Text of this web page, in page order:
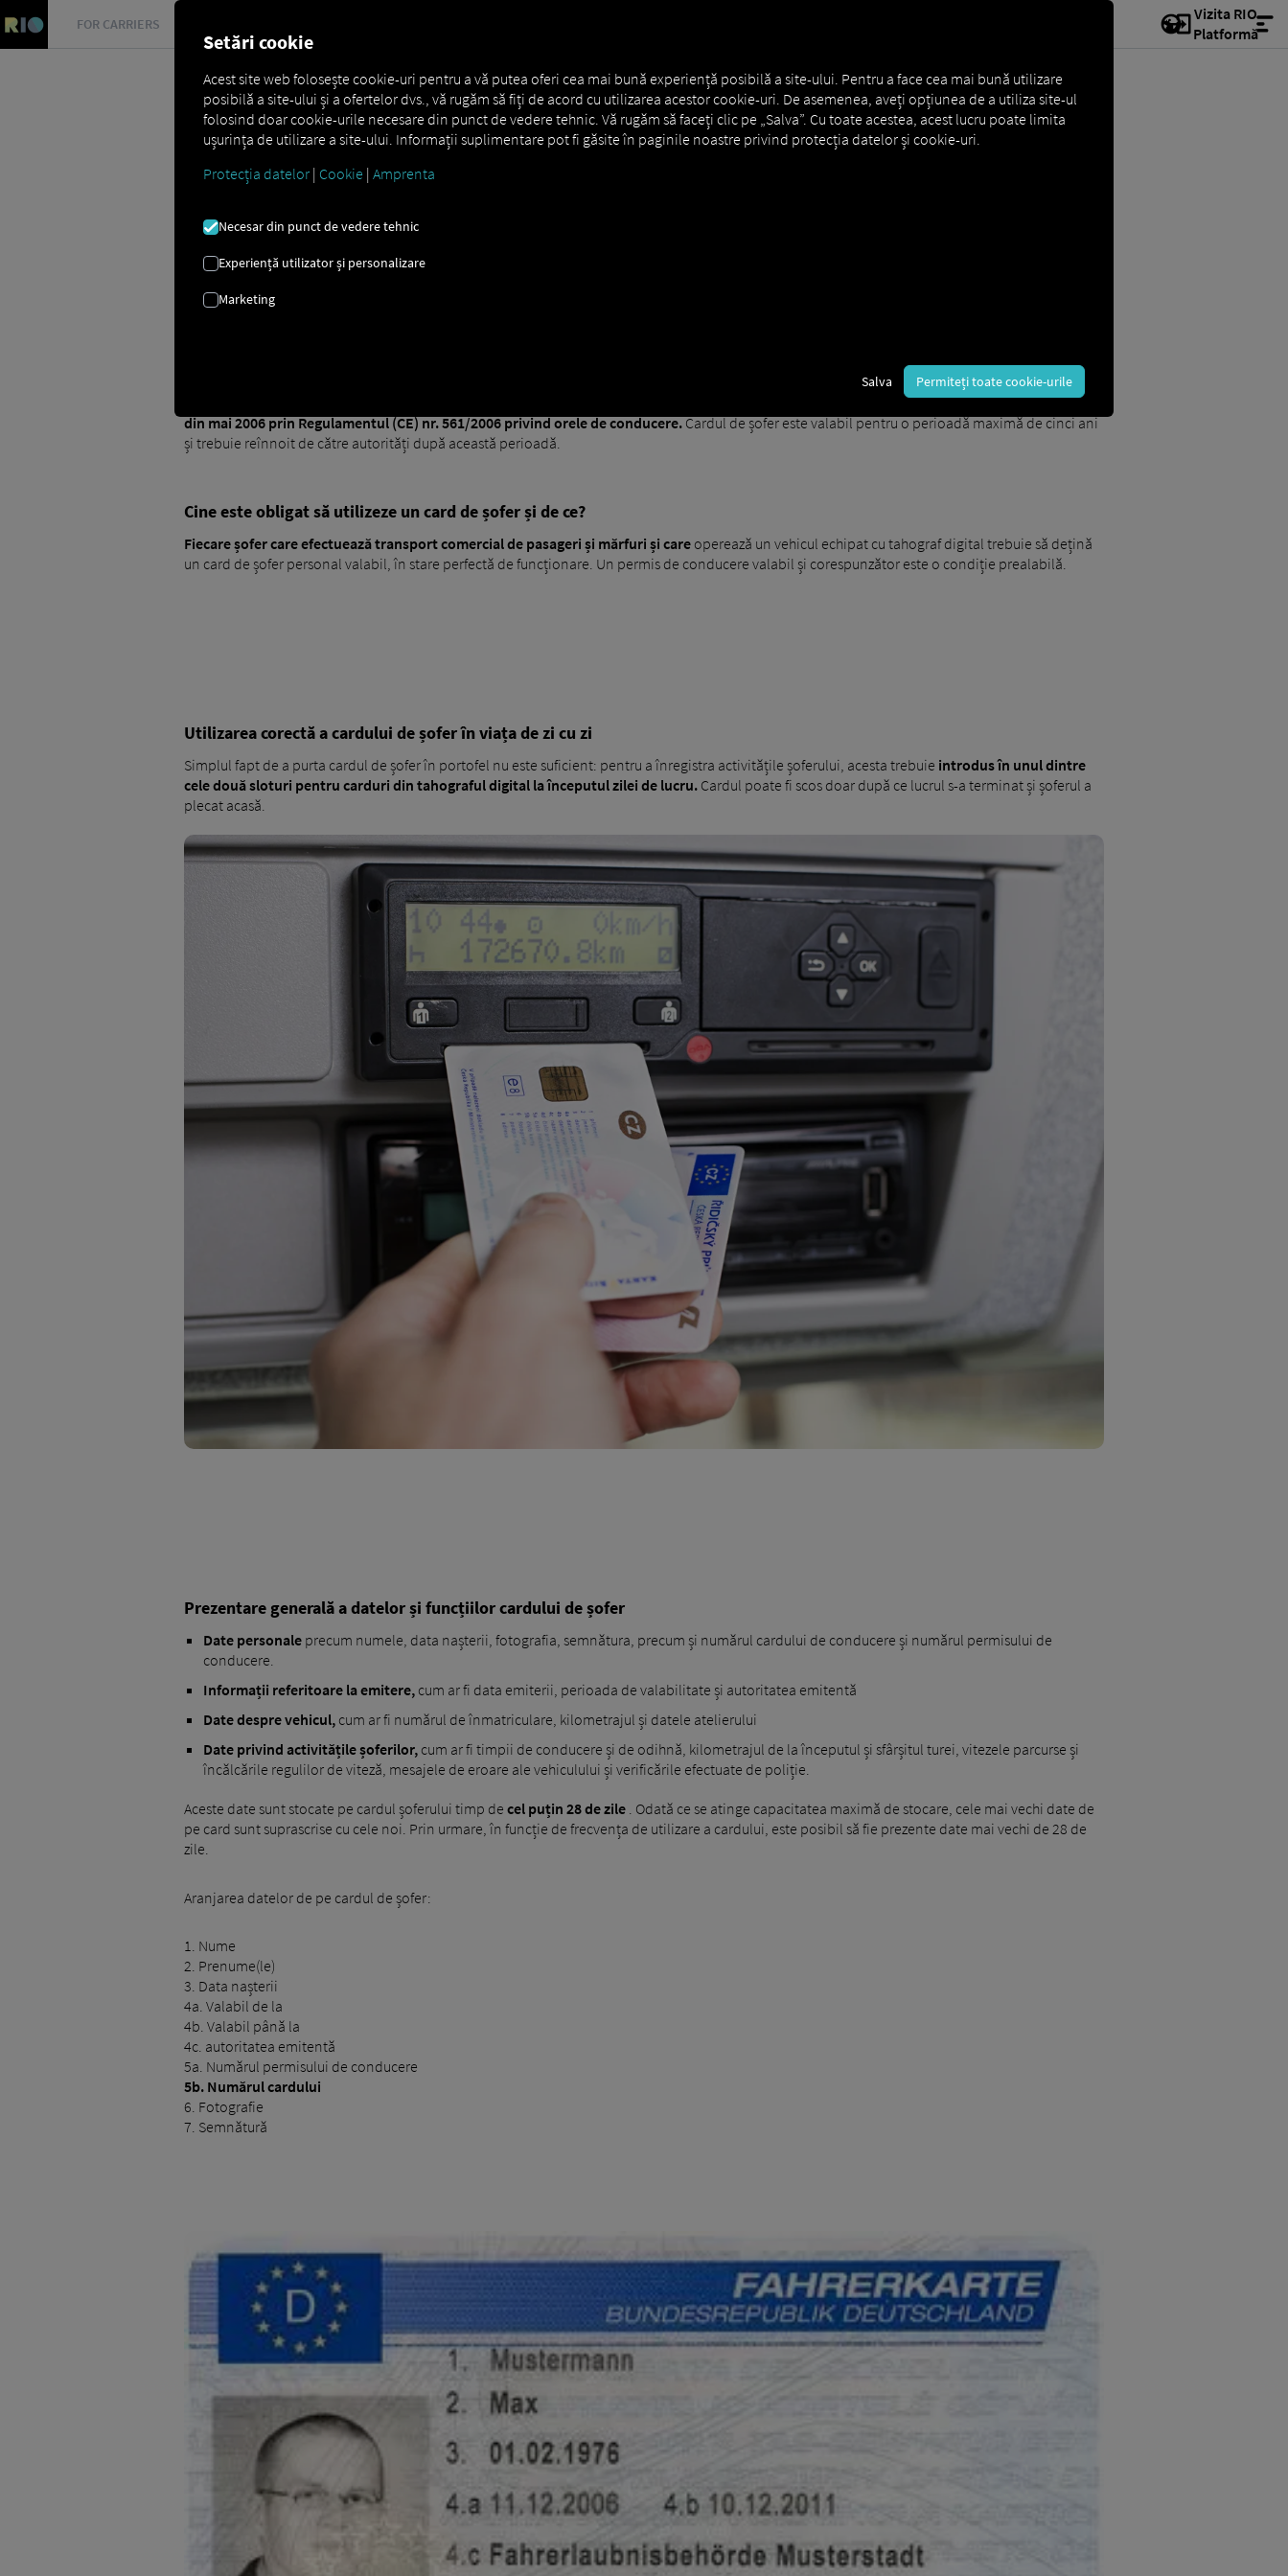
FOR CARRIERS
Vizita RIO
Platformă
CARD DE ȘOFER
care utilizează un cip de memorie pentru a stoca date referitoare laidentitatea
. Aceste date stocate pot fi vizualizate de autorități în timpul inspecțiilor. Prin urmare,
fiecare șofer trebuie să dețină propriul card de șofer personal. Utilizarea unui astfel de card împreună cu un tahograf digital esteimpusă prin lege
din mai 2006 prin Regulamentul (CE) nr. 561/2006 privind orele de conducere.Cardul de șofer este valabil pentru o perioadă maximă de cinci ani
și trebuie reînnoit de către autorități după această perioadă.
Cine este obligat să utilizeze un card de șofer și de ce?
Fiecare șofer care efectuează transport comercial de pasageri și mărfuri și care operează un vehicul echipat cu tahograf digital trebuie să dețină
un card de șofer personal valabil, în stare perfectă de funcționare. Un permis de conducere valabil și corespunzător este o condiție prealabilă.
Utilizarea corectă a cardului de șofer în viața de zi cu zi
Simplul fapt de a purta cardul de șofer în portofel nu este suficient: pentru a înregistra activitățile șoferului, acesta trebuie introdus în unul dintre
cele două sloturi pentru carduri din tahograful digital la începutul zilei de lucru. Cardul poate fi scos doar după ce lucrul s-a terminat și șoferul a
plecat acasă.
Prezentare generală a datelor și funcțiilor cardului de șofer
Date personale precum numele, data nașterii, fotografia, semnătura, precum și numărul cardului de conducere și numărul permisului de
conducere.
Informații referitoare la emitere, cum ar fi data emiterii, perioada de valabilitate și autoritatea emitentă
Date despre vehicul, cum ar fi numărul de înmatriculare, kilometrajul și datele atelierului
Date privind activitățile șoferilor, cum ar fi timpii de conducere și de odihnă, kilometrajul de la începutul și sfârșitul turei, vitezele parcurse și
încălcările regulilor de viteză, mesajele de eroare ale vehiculului și verificările efectuate de poliție.
Aceste date sunt stocate pe cardul șoferului timp de cel puțin 28 de zile . Odată ce se atinge capacitatea maximă de stocare, cele mai vechi date de
pe card sunt suprascrise cu cele noi. Prin urmare, în funcție de frecvența de utilizare a cardului, este posibil să fie prezente date mai vechi de 28 de
zile.
Aranjarea datelor de pe cardul de șofer:
1. Nume
2. Prenume(le)
3. Data nașterii
4a. Valabil de la
4b. Valabil până la
4c. autoritatea emitentă
5a. Numărul permisului de conducere
5b. Numărul cardului
6. Fotografie
7. Semnătură
Setări cookie
Acest site web folosește cookie-uri pentru a vă putea oferi cea mai bună experiență posibilă a site-ului. Pentru a face cea mai bună utilizare
posibilă a site-ului și a ofertelor dvs., vă rugăm să fiți de acord cu utilizarea acestor cookie-uri. De asemenea, aveți opțiunea de a utiliza site-ul
folosind doar cookie-urile necesare din punct de vedere tehnic. Vă rugăm să faceți clic pe „Salva”. Cu toate acestea, acest lucru poate limita
ușurința de utilizare a site-ului. Informații suplimentare pot fi găsite în paginile noastre privind protecția datelor și cookie-uri.
Protecția datelor | Cookie | Amprenta
Necesar din punct de vedere tehnic
Experiență utilizator și personalizare
Marketing
Salva Permiteți toate cookie-urile